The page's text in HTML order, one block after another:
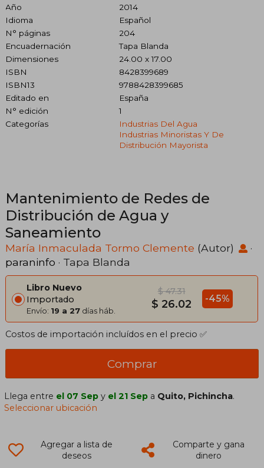
Año
2014
Idioma
Español
N° páginas
204
Encuadernación
Tapa Blanda
Dimensiones
24.00 x 17.00
ISBN
8428399689
ISBN13
9788428399685
Editado en
España
N° edición
1
Categorías
Industrias Del Agua
Industrias Minoristas Y De
Distribución Mayorista
Mantenimiento de Redes de
Distribución de Agua y
Saneamiento
María Inmaculada Tormo Clemente (Autor)
·
paraninfo · Tapa Blanda
Libro Nuevo
Importado
Envío: 19 a 27 días háb.
$ 47.31
$ 26.02 -45%
Costos de importación incluídos en el precio ✅
Comprar
Llega entre el 07 Sep y el 21 Sep a Quito, Pichincha.
Seleccionar ubicación
Agregar a lista de
deseos
Comparte y gana
dinero